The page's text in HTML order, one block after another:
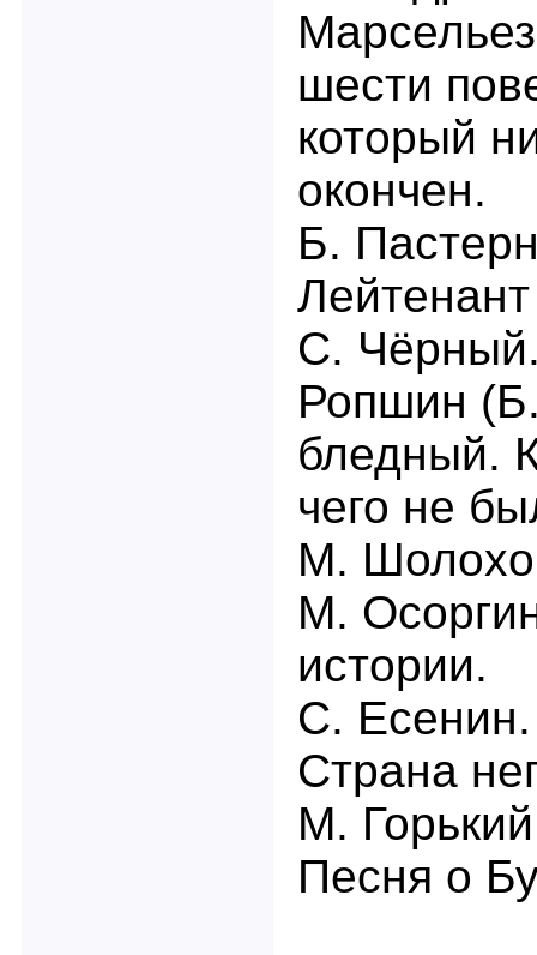
шести
который
окончен.
Б.
С.
Ропшин
бледный.
чего не
М.
М.
истории.
С.
Страна
М.
Песня о